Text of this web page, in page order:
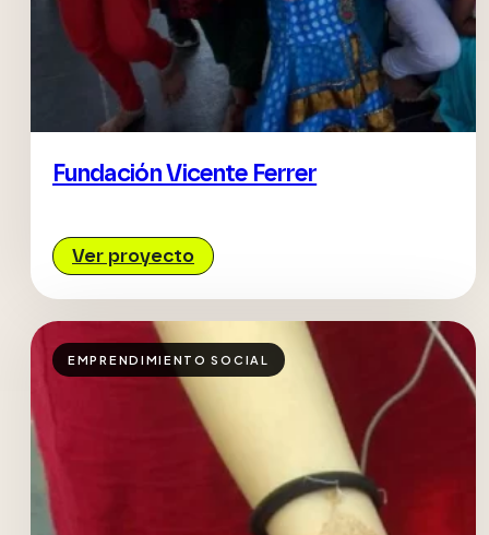
Fundación Vicente Ferrer
Ver proyecto
EMPRENDIMIENTO SOCIAL